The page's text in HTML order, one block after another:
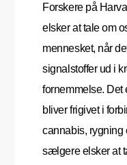
Forskere på
elsker at tale om
mennesket, når
signalstoffer ud i
fornemmelse. Det
bliver frigivet i
cannabis, rygning
sælgere elsker at